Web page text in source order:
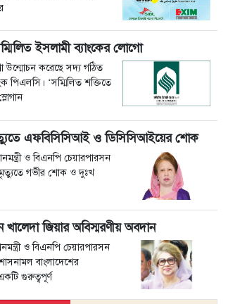
ইসলামী ব্যাংকের লোগো
উন্মোচন করেছে সদ্য গঠিত
পিএলসি। ‘সম্মিলিত শক্তিতে
এফবিসিসিআই ও ডিসিসিআইয়ের শোক
ও বিএনপি চেয়ারপারসন
মৃত্যুতে গভীর শোক ও দুঃখ
খালেদা জিয়ার অবিস্মরণীয় অবদান
ও বিএনপি চেয়ারপারসন
বাংলাদেশের
গুরুত্বপূর্ণ